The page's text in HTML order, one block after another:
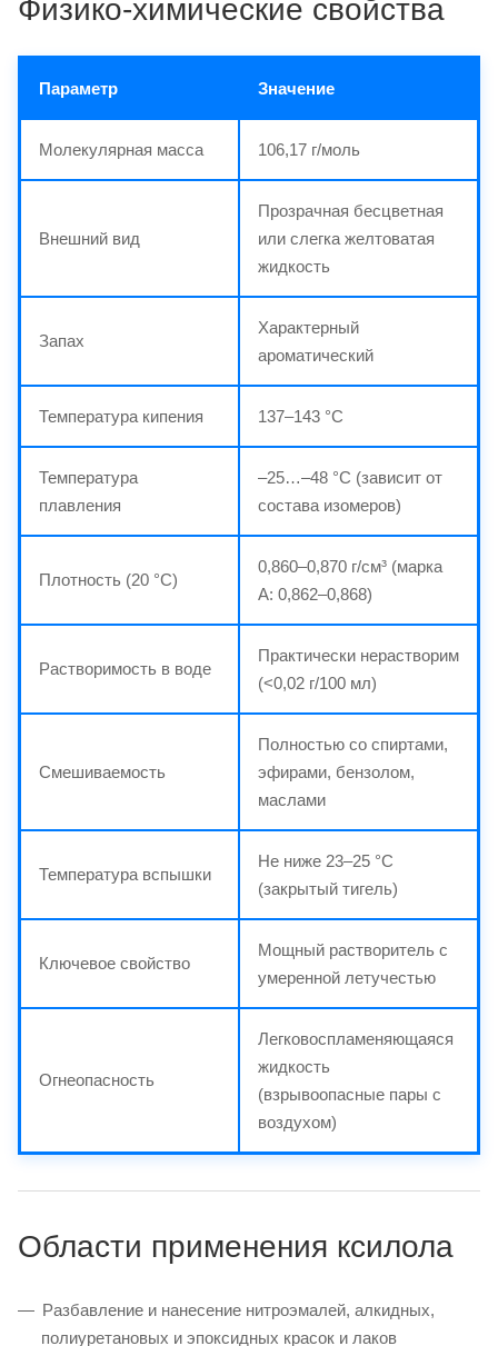
Физико-химические свойства
Параметр Значение
Молекулярная масса 106,17 г/моль
Внешний вид
Прозрачная бесцветная
или слегка желтоватая
жидкость
Запах
Характерный
ароматический
Температура кипения 137–143 °C
Температура
плавления
–25…–48 °C (зависит от
состава изомеров)
Плотность (20 °C)
0,860–0,870 г/см³ (марка
А: 0,862–0,868)
Растворимость в воде
Практически нерастворим
(<0,02 г/100 мл)
Смешиваемость
Полностью со спиртами,
эфирами, бензолом,
маслами
Температура вспышки
Не ниже 23–25 °C
(закрытый тигель)
Ключевое свойство
Мощный растворитель с
умеренной летучестью
Огнеопасность
Легковоспламеняющаяся
жидкость
(взрывоопасные пары с
воздухом)
Области применения ксилола
Разбавление и нанесение нитроэмалей, алкидных,
полиуретановых и эпоксидных красок и лаков